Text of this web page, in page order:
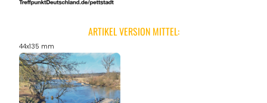
ARTIKEL VERSION MITTEL:
44x135 mm